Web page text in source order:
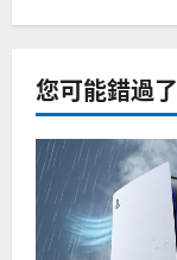
您可能錯過了